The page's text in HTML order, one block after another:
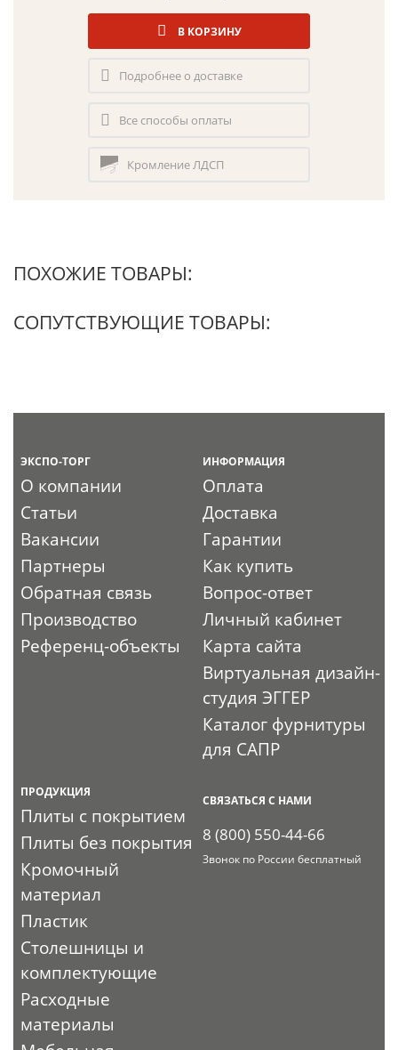
В КОРЗИНУ
Подробнее о доставке
Все способы оплаты
Кромление ЛДСП
ПОХОЖИЕ ТОВАРЫ:
СОПУТСТВУЮЩИЕ ТОВАРЫ:
ЭКСПО-ТОРГ
О компании
Статьи
Вакансии
Партнеры
Обратная связь
Производство
Референц-объекты
ИНФОРМАЦИЯ
Оплата
Доставка
Гарантии
Как купить
Вопрос-ответ
Личный кабинет
Карта сайта
Виртуальная дизайн-
студия ЭГГЕР
Каталог фурнитуры
для САПР
ПРОДУКЦИЯ
Плиты с покрытием
Плиты без покрытия
Кромочный
материал
Пластик
Столешницы и
комплектующие
Расходные
материалы
СВЯЗАТЬСЯ С НАМИ
8 (800) 550-44-66
Звонок по России бесплатный